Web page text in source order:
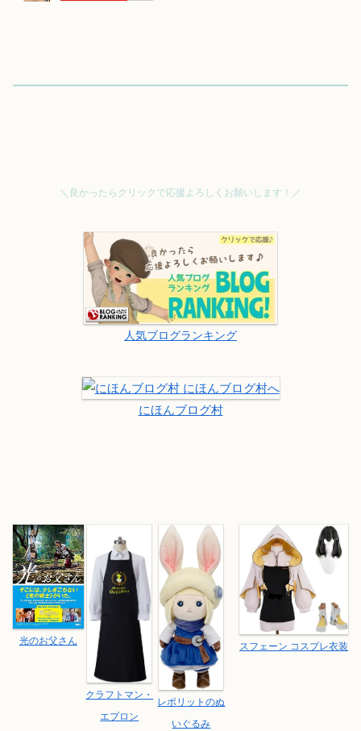
＼良かったらクリックで応援よろしくお願いします！／
人気ブログランキング
にほんブログ村
光のお父さん
クラフトマン・
エプロン
レポリットのぬ
いぐるみ
スフェーン コスプレ衣装